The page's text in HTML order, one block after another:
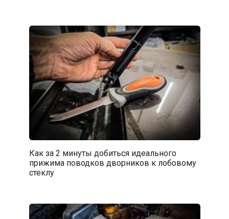
Как за 2 минуты добиться идеального
прижима поводков дворников к лобовому
стеклу